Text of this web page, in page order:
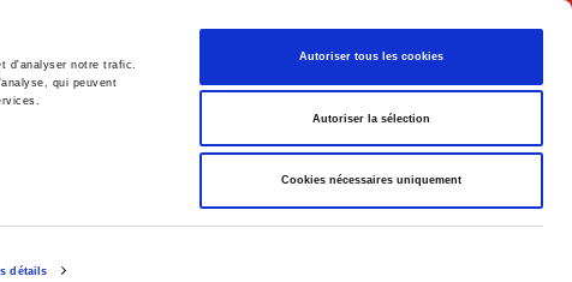
d'analyser notre trafic.
qui peuvent
détails
Autoriser tous les cookies
Autoriser la sélection
Cookies nécessaires uniquement
English
Politics